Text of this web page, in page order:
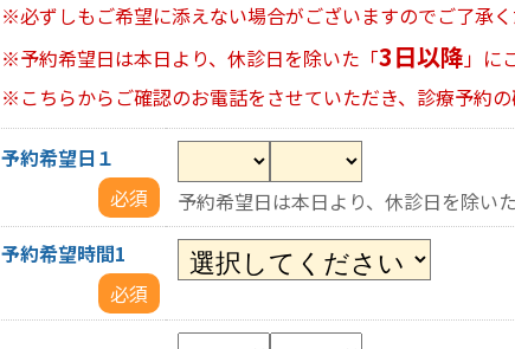
※必ずしもご希望に添えない場合がございますのでご了承く
※予約希望日は本日より、休診日を除いた「3日以降」に
※こちらからご確認のお電話をさせていただき、診療予約の
予約希望日１
必須
予約希望日は本日より、休診日を除い
予約希望時間1
必須